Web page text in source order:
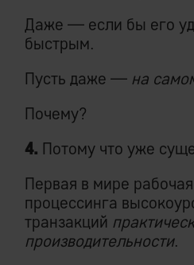
Даже — если бы его
быстрым.
Пусть даже — на
Почему?
4. Потому что уже
Первая в мире
процессинга
транзакций
производительности.